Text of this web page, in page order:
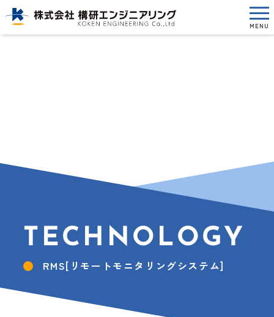
MENU
TECHNOLOGY
RMS[リモートモニタリングシステム]